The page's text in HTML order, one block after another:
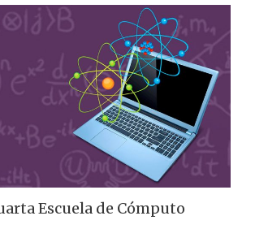
Escuela de Cómputo